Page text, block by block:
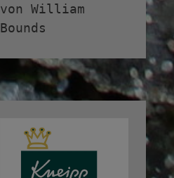
von William
Bounds